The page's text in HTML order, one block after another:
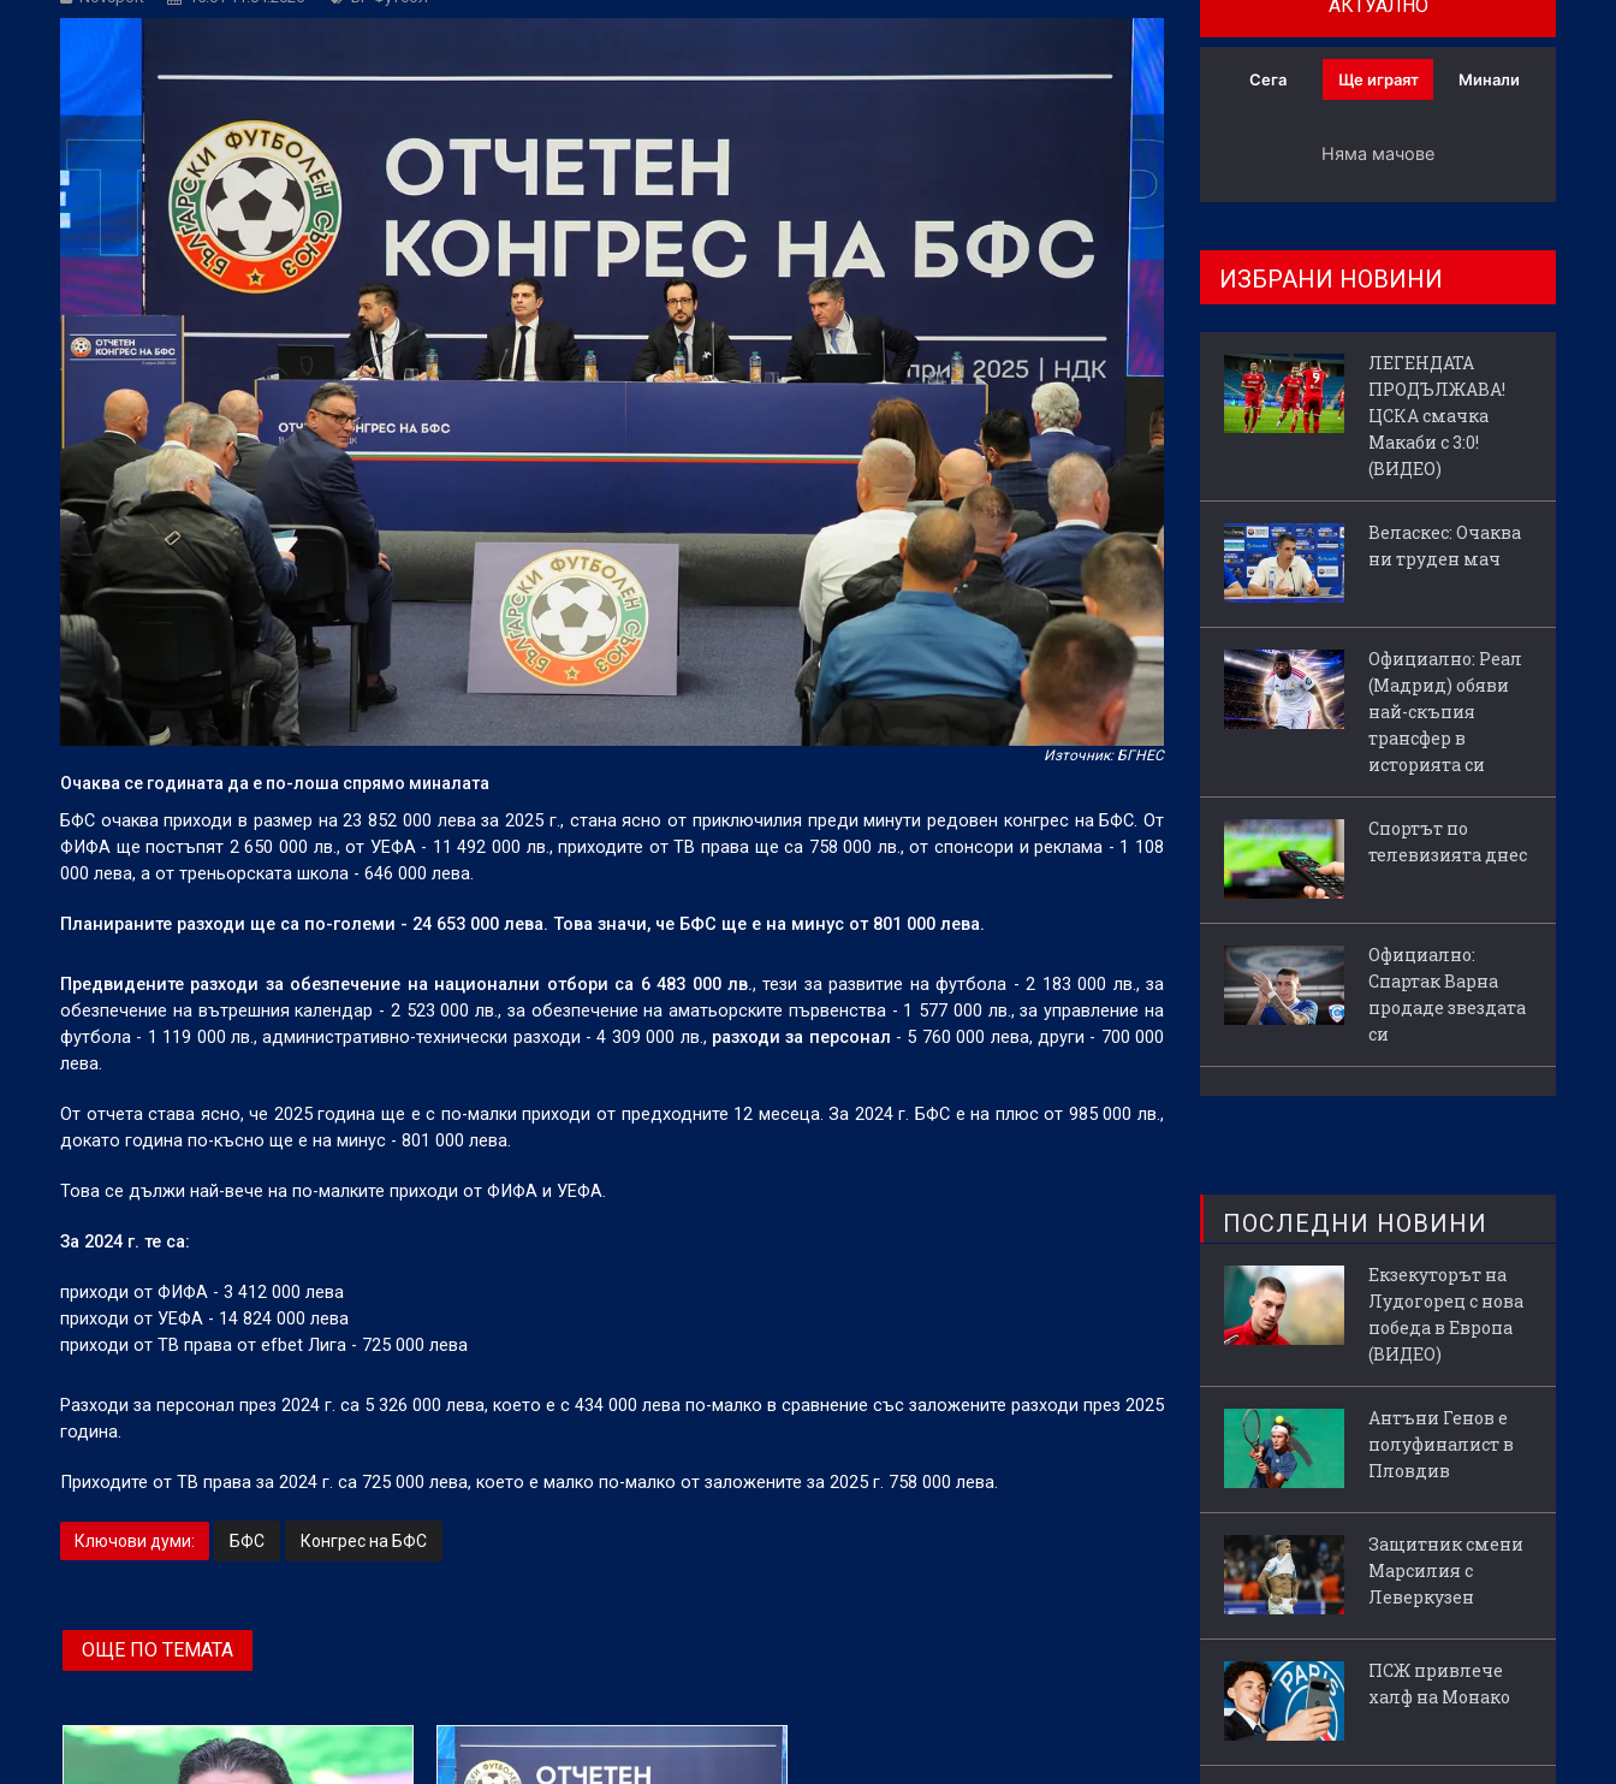
БГ Футбол:Веласкес: Очаква ни труден мач
Източник: БГНЕС
Очаква се годината да е по-лоша спрямо миналата
БФС очаква приходи в размер на 23 852 000 лева за 2025 г., стана ясно от приключилия преди минути редовен конгрес на БФС. От
ФИФА ще постъпят 2 650 000 лв., от УЕФА - 11 492 000 лв., приходите от ТВ права ще са 758 000 лв., от спонсори и реклама - 1 108
000 лева, а от треньорската школа - 646 000 лева.
Планираните разходи ще са по-големи - 24 653 000 лева. Това значи, че БФС ще е на минус от 801 000 лева.
Предвидените разходи за обезпечение на национални отбори са 6 483 000 лв., тези за развитие на футбола - 2 183 000 лв., за
обезпечение на вътрешния календар - 2 523 000 лв., за обезпечение на аматьорските първенства - 1 577 000 лв., за управление на
футбола - 1 119 000 лв., административно-технически разходи - 4 309 000 лв., разходи за персонал - 5 760 000 лева, други - 700 000
лева.
От отчета става ясно, че 2025 година ще е с по-малки приходи от предходните 12 месеца. За 2024 г. БФС е на плюс от 985 000 лв.,
докато година по-късно ще е на минус - 801 000 лева.
Това се дължи най-вече на по-малките приходи от ФИФА и УЕФА.
За 2024 г. те са:
приходи от ФИФА - 3 412 000 лева
приходи от УЕФА - 14 824 000 лева
приходи от ТВ права от efbet Лига - 725 000 лева
Разходи за персонал през 2024 г. са 5 326 000 лева, което е с 434 000 лева по-малко в сравнение със заложените разходи през 2025
година.
Приходите от ТВ права за 2024 г. са 725 000 лева, което е малко по-малко от заложените за 2025 г. 758 000 лева.
Ключови думи: БФС Конгрес на БФС
ОЩЕ ПО ТЕМАТА
АКТУАЛНО
Сега Ще играят Минали
Няма мачове
ИЗБРАНИ НОВИНИ
ЛЕГЕНДАТА
ПРОДЪЛЖАВА!
ЦСКА смачка
Макаби с 3:0!
(ВИДЕО)
Веласкес: Очаква
ни труден мач
Официално: Реал
(Мадрид) обяви
най-скъпия
трансфер в
историята си
Спортът по
телевизията днес
Официално:
Спартак Варна
продаде звездата
си
ПОСЛЕДНИ НОВИНИ
Екзекуторът на
Лудогорец с нова
победа в Европа
(ВИДЕО)
Антъни Генов е
полуфиналист в
Пловдив
Защитник смени
Марсилия с
Леверкузен
ПСЖ привлече
халф на Монако